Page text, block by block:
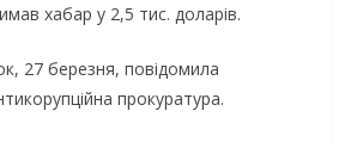
хабар у 2,5 тис. доларів.
27 березня, повідомила
прокуратура.